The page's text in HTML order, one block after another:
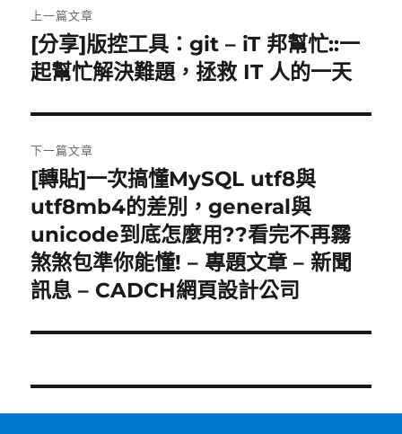
章
導
覽
上一篇文章
上
一
文
章:
[分享]版控工具：git – iT 邦幫忙::一
起幫忙解決難題，拯救 IT 人的一天
下一篇文章
下
一
篇
文
章:
[轉貼]一次搞懂MySQL utf8與
utf8mb4的差別，general與
unicode到底怎麼用??看完不再霧
煞煞包準你能懂! – 專題文章 – 新聞
訊息 – CADCH網頁設計公司